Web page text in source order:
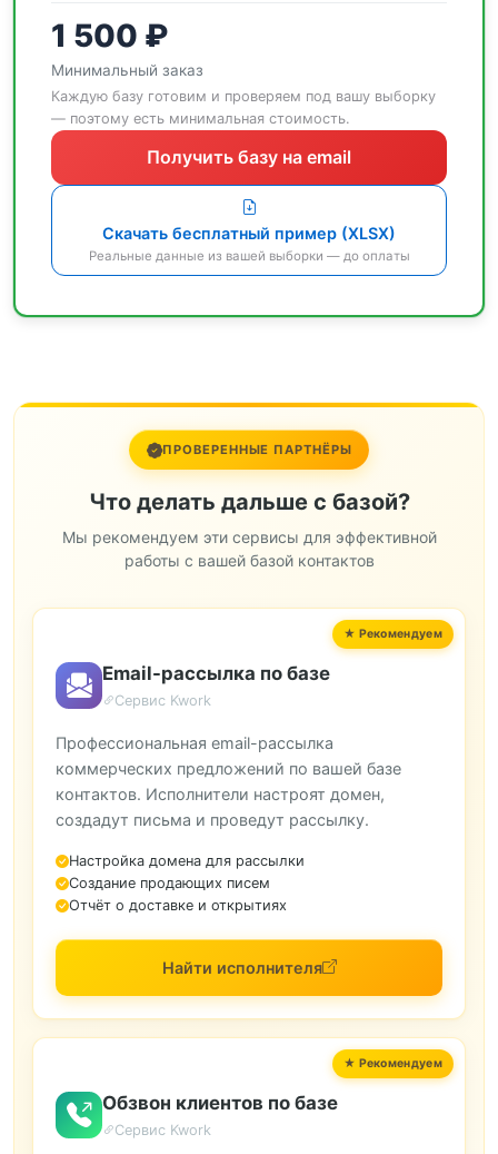
1 500 ₽
Минимальный заказ
Каждую базу готовим и проверяем под вашу выборку
— поэтому есть минимальная стоимость.
Получить базу на email
Скачать бесплатный пример (XLSX)
Реальные данные из вашей выборки — до оплаты
ПРОВЕРЕННЫЕ ПАРТНЁРЫ
Что делать дальше с базой?
Мы рекомендуем эти сервисы для эффективной
работы с вашей базой контактов
Email-рассылка по базе
Сервис Kwork
Профессиональная email-рассылка
коммерческих предложений по вашей базе
контактов. Исполнители настроят домен,
создадут письма и проведут рассылку.
Настройка домена для рассылки
Создание продающих писем
Отчёт о доставке и открытиях
Найти исполнителя
Обзвон клиентов по базе
Сервис Kwork